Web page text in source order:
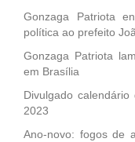
Gonzaga Patriota
política ao prefeito
Gonzaga Patriota
em Brasília
Divulgado
2023
Ano-novo: fogos de